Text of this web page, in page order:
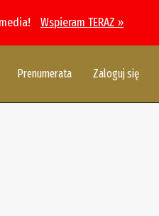
Wspieram TERAZ »
Prenumerata Zaloguj się